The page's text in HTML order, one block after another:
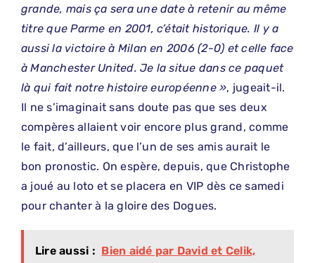
grande, mais ça sera une date à retenir au même
titre que Parme en 2001, c’était historique. Il y a
aussi la victoire à Milan en 2006 (2-0) et celle face
à Manchester United. Je la situe dans ce paquet
là qui fait notre histoire européenne », jugeait-il.
Il ne s’imaginait sans doute pas que ses deux
compères allaient voir encore plus grand, comme
le fait, d’ailleurs, que l’un de ses amis aurait le
bon pronostic. On espère, depuis, que Christophe
a joué au loto et se placera en VIP dès ce samedi
pour chanter à la gloire des Dogues.
Lire aussi : Bien aidé par David et Celik,